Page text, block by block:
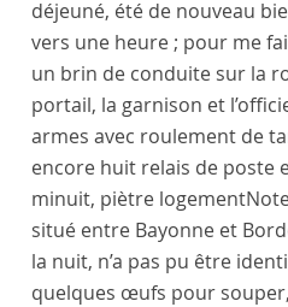
déjeuné, été de nouveau
vers une heure ; pour me
un brin de conduite sur la
portail, la garnison et
armes avec roulement de
encore huit relais de poste
minuit, piètre logement
situé entre Bayonne et
la nuit, n’a pas pu être
quelques œufs pour